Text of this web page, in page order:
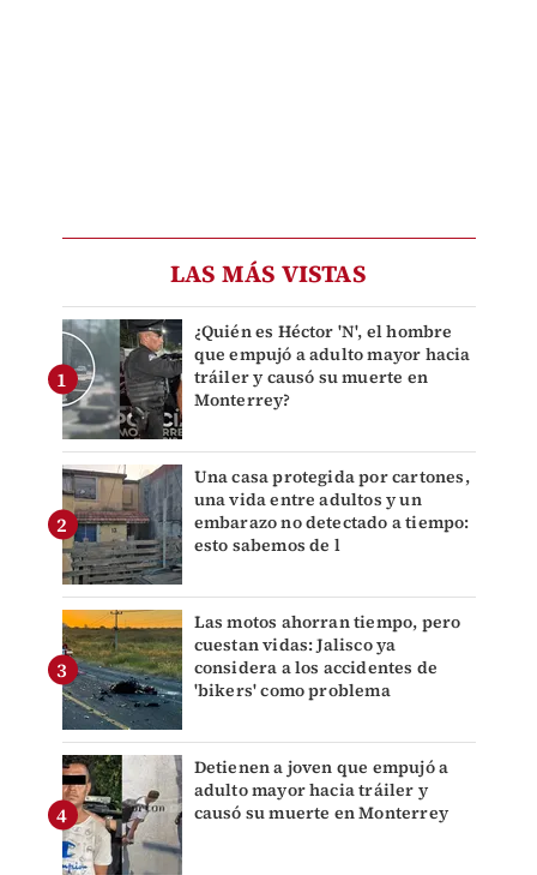
LAS MÁS VISTAS
¿Quién es Héctor 'N', el hombre
que empujó a adulto mayor hacia
tráiler y causó su muerte en
Monterrey?
Una casa protegida por cartones,
una vida entre adultos y un
embarazo no detectado a tiempo:
esto sabemos de l
Las motos ahorran tiempo, pero
cuestan vidas: Jalisco ya
considera a los accidentes de
'bikers' como problema
Detienen a joven que empujó a
adulto mayor hacia tráiler y
causó su muerte en Monterrey